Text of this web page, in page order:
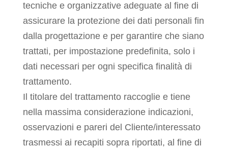
tecniche e organizzative adeguate al fine di
assicurare la protezione dei dati personali fin
dalla progettazione e per garantire che siano
trattati, per impostazione predefinita, solo i
dati necessari per ogni specifica finalità di
trattamento.
Il titolare del trattamento raccoglie e tiene
nella massima considerazione indicazioni,
osservazioni e pareri del Cliente/interessato
trasmessi ai recapiti sopra riportati, al fine di